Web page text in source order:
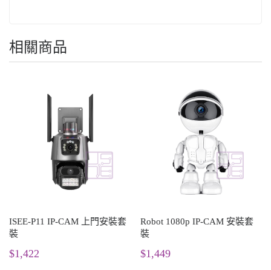
相關商品
ISEE-P11 IP-CAM 上門安裝套
裝
$1,422
Robot 1080p IP-CAM 安裝套
裝
$1,449